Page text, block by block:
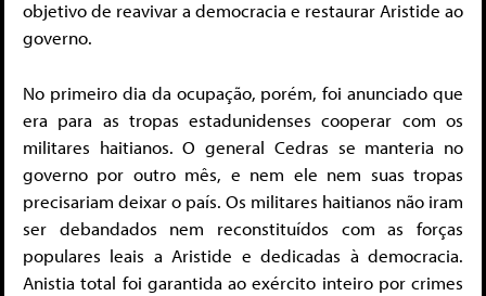
objetivo de reavivar a democracia e restaurar Aristide ao
governo.
No primeiro dia da ocupação, porém, foi anunciado que
era para as tropas estadunidenses cooperar com os
militares haitianos. O general Cedras se manteria no
governo por outro mês, e nem ele nem suas tropas
precisariam deixar o país. Os militares haitianos não iram
ser debandados nem reconstituídos com as forças
populares leais a Aristide e dedicadas à democracia.
Anistia total foi garantida ao exército inteiro por crimes